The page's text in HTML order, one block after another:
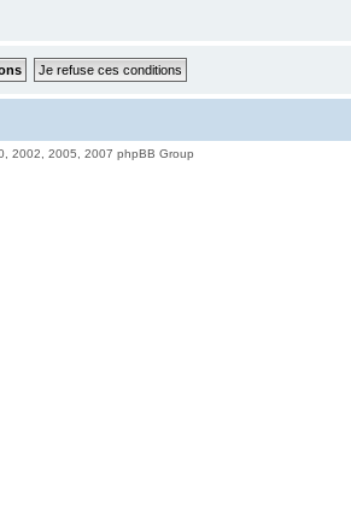
2002, 2005, 2007 phpBB Group